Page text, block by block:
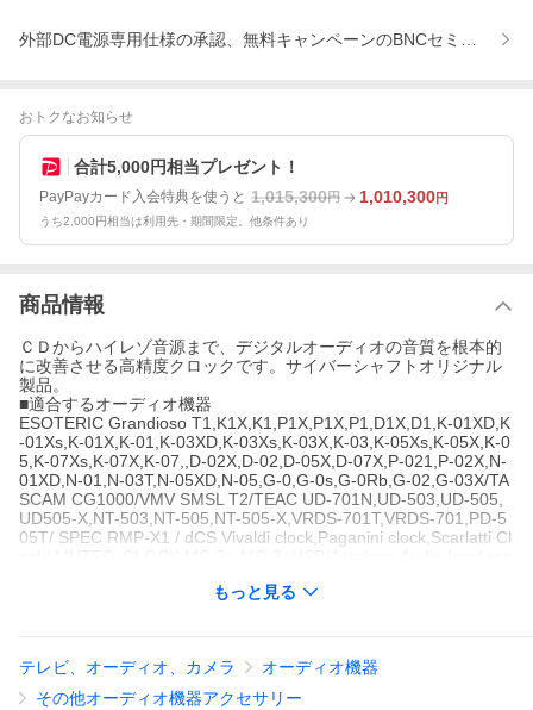
外部DC電源専用仕様の承認、無料キャンペーンのBNCセミリジッド
おトクなお知らせ
合計5,000円相当プレゼント！
PayPayカード入会特典を使うと 1,015,300円 1,010,300円
うち2,000円相当は利用先・期間限定。他条件あり
商品情報
ＣＤからハイレゾ音源まで、デジタルオーディオの音質を根本的
に改善させる高精度クロックです。サイバーシャフトオリジナル
製品。
■適合するオーディオ機器
ESOTERIC Grandioso T1,K1X,K1,P1X,P1X,P1,D1X,D1,K-01XD,K
-01Xs,K-01X,K-01,K-03XD,K-03Xs,K-03X,K-03,K-05Xs,K-05X,K-0
5,K-07Xs,K-07X,K-07,,D-02X,D-02,D-05X,D-07X,P-021,P-02X,N-
01XD,N-01,N-03T,N-05XD,N-05,G-0,G-0s,G-0Rb,G-02,G-03X/TA
SCAM CG1000/VMV SMSL T2/TEAC UD-701N,UD-503,UD-505,
UD505-X,NT-503,NT-505,NT-505-X,VRDS-701T,VRDS-701,PD-5
05T/ SPEC RMP-X1 / dCS Vivaldi clock,Paganini clock,Scarlatti Cl
ari /VMV SMSL D3/DELA N1-S38/SFORZATO DSP-Vera,DSP-Dor
3 / SOtM sMS-200ultra,tX-USBultra,SOtM sNH-10G /GUSTARD U
16,U18,R26,A26,X26 他、10MHz外部クロック入力のある機器
もっと見る
テレビ、オーディオ、カメラ
オーディオ機器
その他オーディオ機器アクセサリー